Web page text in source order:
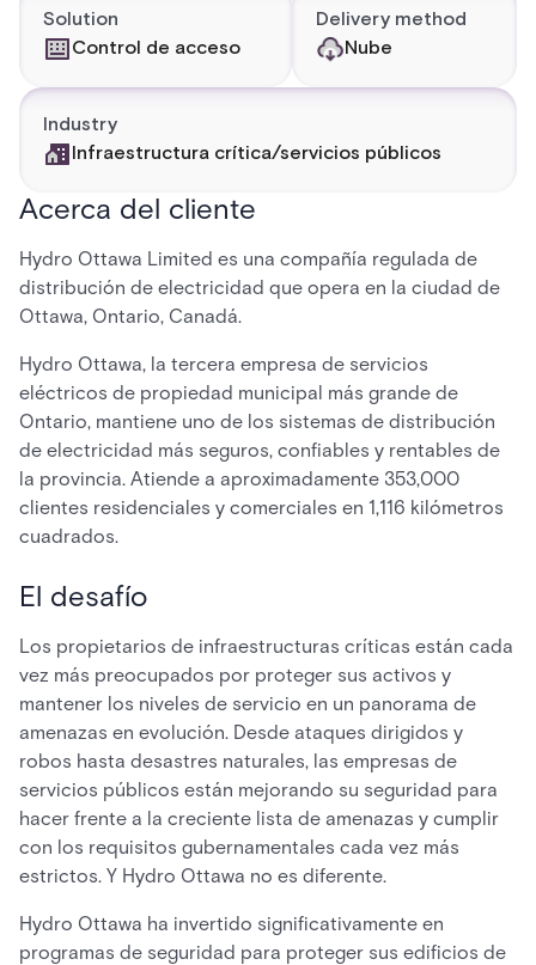
Solution
Control de acceso
Delivery method
Nube
Industry
Infraestructura crítica/servicios públicos
Acerca del cliente
Hydro Ottawa Limited es una compañía regulada de
distribución de electricidad que opera en la ciudad de
Ottawa, Ontario, Canadá.
Hydro Ottawa, la tercera empresa de servicios
eléctricos de propiedad municipal más grande de
Ontario, mantiene uno de los sistemas de distribución
de electricidad más seguros, confiables y rentables de
la provincia. Atiende a aproximadamente 353,000
clientes residenciales y comerciales en 1,116 kilómetros
cuadrados.
El desafío
Los propietarios de infraestructuras críticas están cada
vez más preocupados por proteger sus activos y
mantener los niveles de servicio en un panorama de
amenazas en evolución. Desde ataques dirigidos y
robos hasta desastres naturales, las empresas de
servicios públicos están mejorando su seguridad para
hacer frente a la creciente lista de amenazas y cumplir
con los requisitos gubernamentales cada vez más
estrictos. Y Hydro Ottawa no es diferente.
Hydro Ottawa ha invertido significativamente en
programas de seguridad para proteger sus edificios de